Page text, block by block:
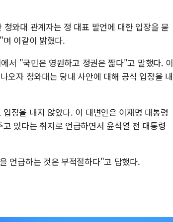
와대 관계자는 정 대표 발언에 대한 입장을 묻
이같이 밝혔다.
서 "국민은 영원하고 정권은 짧다"고 말했다. 이
오자 청와대는 당내 사안에 대해 공식 입장을 내
장을 내지 않았다. 이 대변인은 이재명 대통령
있다는 취지로 언급하면서 윤석열 전 대통령
언급하는 것은 부적절하다"고 답했다.